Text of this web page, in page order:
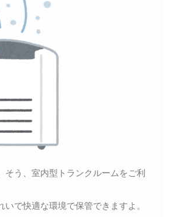
そう、室内型トランクルームをご利
いで快適な環境で保管できますよ。